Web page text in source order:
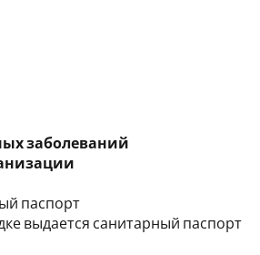
заболеваний
паспорт
выдается санитарный паспорт